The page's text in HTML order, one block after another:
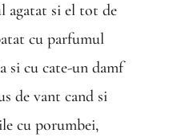
agatat si el tot de
cu parfumul
si cu cate-un damf
de vant cand si
cu porumbei,